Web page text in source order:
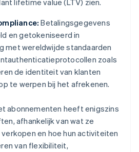
lifetime value (LTV) zien.
Betalingsgegevens
en getokeniseerd in
met wereldwijde standaarden
zoals
de identiteit van klanten
te werpen bij het afrekenen.
abonnementen heeft enigszins
afhankelijk van wat ze
en hoe hun activiteiten
van flexibiliteit,